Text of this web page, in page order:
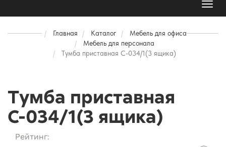
Toggle
Главная Каталог
Мебель для офиса
Мебель для персонала
Тумба приставная С-034/1(3 ящика)
Тумба приставная
С-034/1(3 ящика)
Рейтинг: